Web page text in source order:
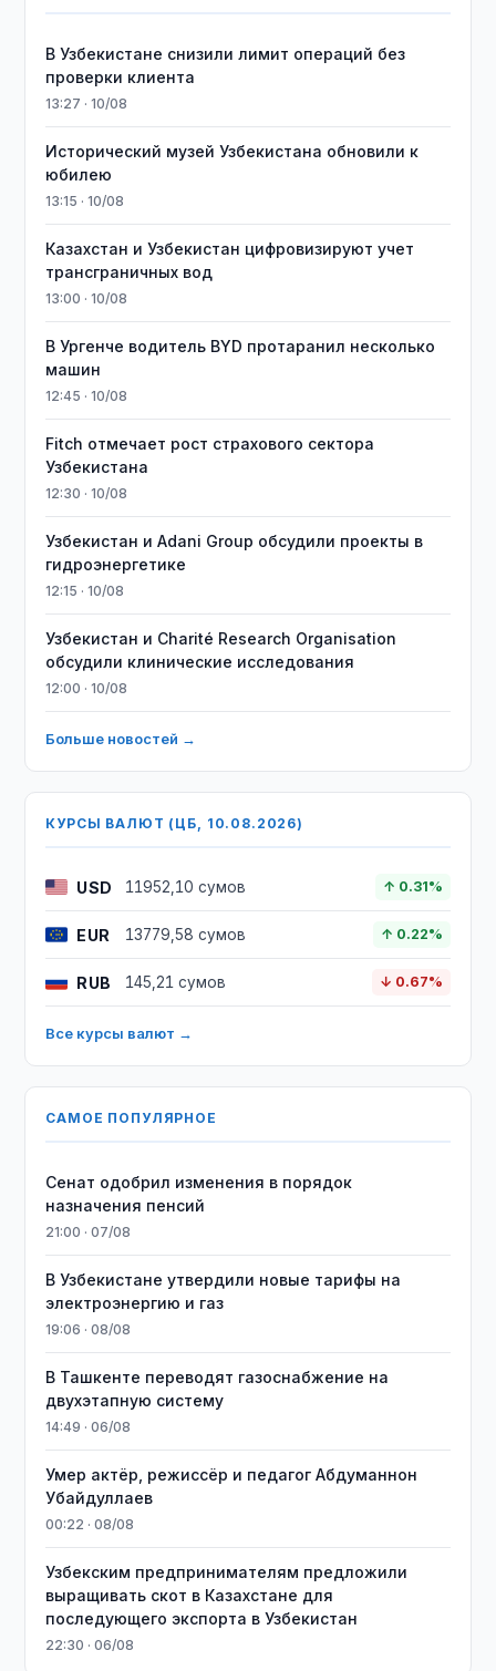
В Узбекистане снизили лимит операций без
проверки клиента
13:27 · 10/08
Исторический музей Узбекистана обновили к
юбилею
13:15 · 10/08
Казахстан и Узбекистан цифровизируют учет
трансграничных вод
13:00 · 10/08
В Ургенче водитель BYD протаранил несколько
машин
12:45 · 10/08
Fitch отмечает рост страхового сектора
Узбекистана
12:30 · 10/08
Узбекистан и Adani Group обсудили проекты в
гидроэнергетике
12:15 · 10/08
Узбекистан и Charité Research Organisation
обсудили клинические исследования
12:00 · 10/08
Больше новостей →
КУРСЫ ВАЛЮТ (ЦБ, 10.08.2026)
USD 11952,10 сумов ↑ 0.31%
EUR 13779,58 сумов ↑ 0.22%
RUB 145,21 сумов ↓ 0.67%
Все курсы валют →
САМОЕ ПОПУЛЯРНОЕ
Сенат одобрил изменения в порядок
назначения пенсий
21:00 · 07/08
В Узбекистане утвердили новые тарифы на
электроэнергию и газ
19:06 · 08/08
В Ташкенте переводят газоснабжение на
двухэтапную систему
14:49 · 06/08
Умер актёр, режиссёр и педагог Абдуманнон
Убайдуллаев
00:22 · 08/08
Узбекским предпринимателям предложили
выращивать скот в Казахстане для
последующего экспорта в Узбекистан
22:30 · 06/08